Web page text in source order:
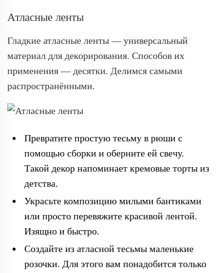
Атласные ленты
Гладкие атласные ленты — универсальный
материал для декорирования. Способов их
применения — десятки. Делимся самыми
распространёнными.
Превратите простую тесьму в рюши с
помощью сборки и оберните ей свечу.
Такой декор напоминает кремовые торты из
детства.
Украсьте композицию милыми бантиками
или просто перевяжите красивой лентой.
Изящно и быстро.
Создайте из атласной тесьмы маленькие
розочки. Для этого вам понадобится только